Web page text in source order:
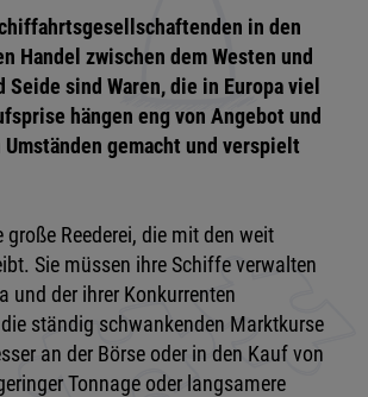
in den
Handel zwischen dem Westen und
Seide sind Waren, die in Europa viel
hängen eng von Angebot und
gemacht und verspielt
Reederei, die mit den weit
Sie müssen ihre Schiffe verwalten
und der ihrer Konkurrenten
ständig schwankenden Marktkurse
an der Börse oder in den Kauf von
Tonnage oder langsamere